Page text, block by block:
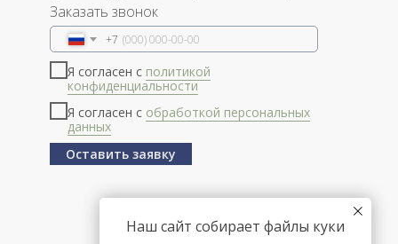
Заказать звонок
+7
Я согласен с политикой
конфиденциальности
Я согласен с обработкой персональных
данных
Оставить заявку
Наш сайт собирает файлы куки